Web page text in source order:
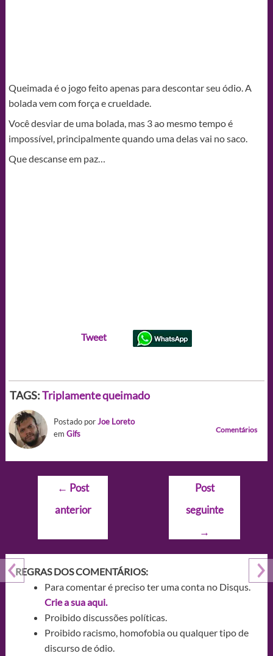
Queimada é o jogo feito apenas para descontar seu ódio. A
bolada vem com força e crueldade.
Você desviar de uma bolada, mas 3 ao mesmo tempo é
impossível, principalmente quando uma delas vai no saco.
Que descanse em paz…
Tweet
TAGS:Triplamente queimado
Postado porJoe Loreto
em Gifs Comentários
Navegação
Post
← Post
anterior
Post
seguinte
→
REGRAS DOS COMENTÁRIOS:
Para comentar é preciso ter uma conta no Disqus.
Crie a sua aqui.
Proibido discussões políticas.
Proibido racismo, homofobia ou qualquer tipo de
discurso de ódio.